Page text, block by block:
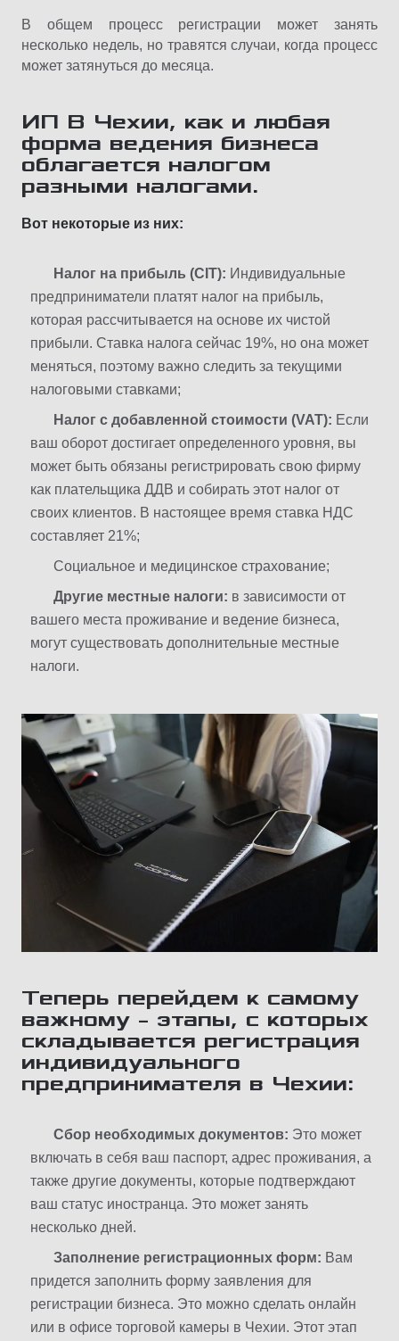
В общем процесс регистрации может занять
несколько недель, но травятся случаи, когда процесс
может затянуться до месяца.
ИП В Чехии, как и любая
форма ведения бизнеса
облагается налогом
разными налогами.
Вот некоторые из них:
Налог на прибыль (CIT): Индивидуальные
предприниматели платят налог на прибыль,
которая рассчитывается на основе их чистой
прибыли. Ставка налога сейчас 19%, но она может
меняться, поэтому важно следить за текущими
налоговыми ставками;
Налог с добавленной стоимости (VAT): Если
ваш оборот достигает определенного уровня, вы
может быть обязаны регистрировать свою фирму
как плательщика ДДВ и собирать этот налог от
своих клиентов. В настоящее время ставка НДС
составляет 21%;
Социальное и медицинское страхование;
Другие местные налоги: в зависимости от
вашего места проживание и ведение бизнеса,
могут существовать дополнительные местные
налоги.
Теперь перейдем к самому
важному – этапы, с которых
складывается регистрация
индивидуального
предпринимателя в Чехии:
Сбор необходимых документов: Это может
включать в себя ваш паспорт, адрес проживания, а
также другие документы, которые подтверждают
ваш статус иностранца. Это может занять
несколько дней.
Заполнение регистрационных форм: Вам
придется заполнить форму заявления для
регистрации бизнеса. Это можно сделать онлайн
или в офисе торговой камеры в Чехии. Этот этап